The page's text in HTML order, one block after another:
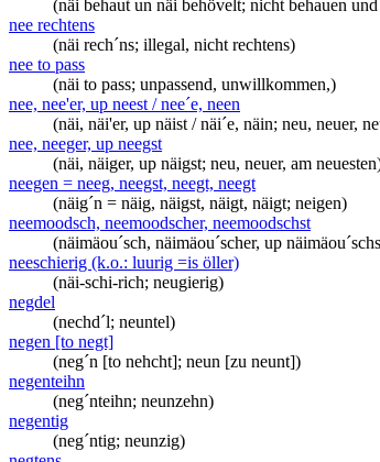
(näi behaut un näi behövelt; nicht behauen
nee rechtens
(näi rech´ns; illegal, nicht rechtens)
nee to pass
(näi to pass; unpassend, unwillkommen,)
nee, nee'er, up neest / nee´e, neen
(näi, näi'er, up näist / näi´e, näin; neu, neuer,
nee, neeger, up neegst
(näi, näiger, up näigst; neu, neuer, am
neegen = neeg, neegst, neegt, neegt
(näig´n = näig, näigst, näigt, näigt; neigen)
neemoodsch, neemoodscher, neemoodschst
(näimäou´sch, näimäou´scher, up
neeschierig (k.o.: luurig =is öller)
(näi-schi-rich; neugierig)
negdel
(nechd´l; neuntel)
negen [to negt]
(neg´n [to nehcht]; neun [zu neunt])
negenteihn
(neg´nteihn; neunzehn)
negentig
(neg´ntig; neunzig)